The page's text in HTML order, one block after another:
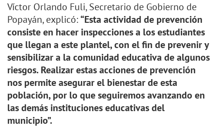
Víctor Orlando Fuli, Secretario de Gobierno de
Popayán, explicó:“Esta actividad de prevención
consiste en hacer inspecciones a los estudiantes
que llegan a este plantel, con el fin de prevenir y
sensibilizar a la comunidad educativa de algunos
riesgos. Realizar estas acciones de prevención
nos permite asegurar el bienestar de esta
población, por lo que seguiremos avanzando en
las demás instituciones educativas del
municipio”.